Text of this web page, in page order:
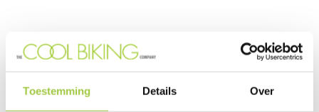
Toestemming Details Over